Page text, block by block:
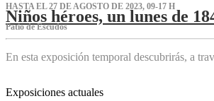
HASTA EL 27 DE AGOSTO DE 2023, 09-17 H
Niños héroes, un lunes de
Patio de Escudos
En esta exposición temporal descubrirás, a
Exposiciones actuales